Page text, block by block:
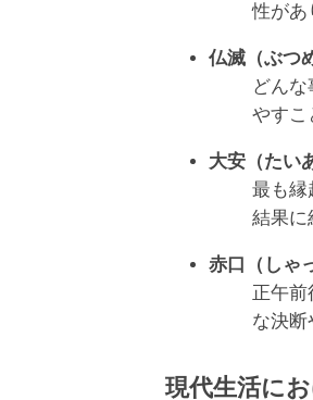
性があ
仏滅（ぶつ
どん
やすこ
大安（たい
最も縁
結果に
赤口（しゃ
正午前
な決断
現代生活に